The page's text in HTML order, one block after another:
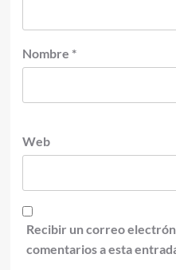
Nombre *
Web
Recibir un correo
comentarios a esta